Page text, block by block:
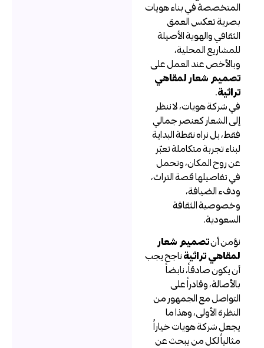
المتخصصة في بناء هويات
بصرية تعكس العمق
الثقافي والهوية الأصيلة
للمشاريع المحلية،
وبالأخص عند العمل على
تصميم شعار لمقاهي
.
في شركة هويات، لا ننظر
إلى الشعار كعنصر جمالي
فقط، بل نراه نقطة البداية
لبناء تجربة متكاملة تعبّر
عن روح المكان، وتحمل
في تفاصيلها قصة التراث،
ودفء الضيافة،
وخصوصية الثقافة
السعودية.
نؤمن أنتصميم شعار
لمقاهي تراثية ناجح يجب
أن يكون صادقاً، نابضاً
بالأصالة، وقادراً على
التواصل مع الجمهور من
النظرة الأولى، وهذا ما
يجعل شركة هويات خياراً
مثالياً لكل من يبحث عن